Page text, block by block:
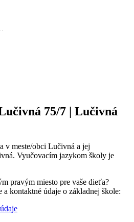
75/7 | Lučivná
v meste/obci Lučivná a jej
Vyučovacím jazykom školy je
pravým miesto pre vaše dieťa?
kontaktné údaje o základnej škole: